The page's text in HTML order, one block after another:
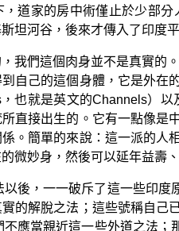
道家的房中術僅止於少部
坦河谷，後來才傳入了印度
我們這個肉身並不是真實的
自己的這個身體，它是外在
也就是英文的Channels）
直接出生的。它有一點像
。簡單的來說：這一派的人
微妙身，然後可以延年益壽
後，一一破斥了這一些印度
的解脫之法；這些號稱自己
不應當親近這一些外道之法